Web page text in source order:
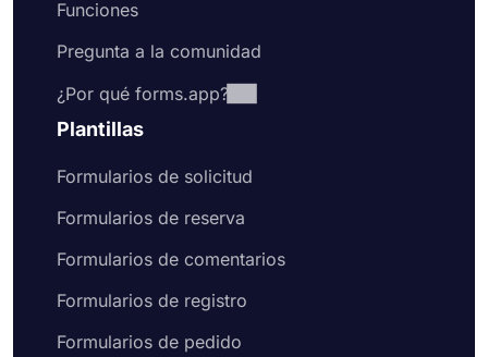
Funciones
Pregunta a la comunidad
¿Por qué forms.app?
Plantillas
Formularios de solicitud
Formularios de reserva
Formularios de comentarios
Formularios de registro
Formularios de pedido